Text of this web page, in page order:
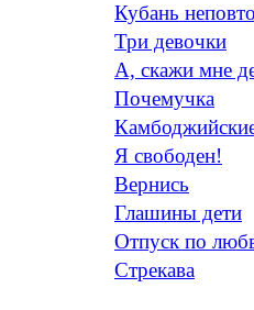
Кубань
Три девочки
А, скажи мне
Почемучка
Я свободен!
Вернись
Глашины дети
Отпуск по
Стрекава